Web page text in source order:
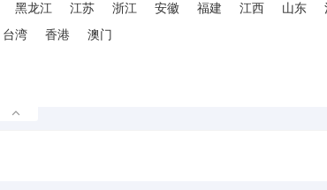
黑龙江 江苏 浙江 安徽 福建 江西 山东
台湾 香港 澳门